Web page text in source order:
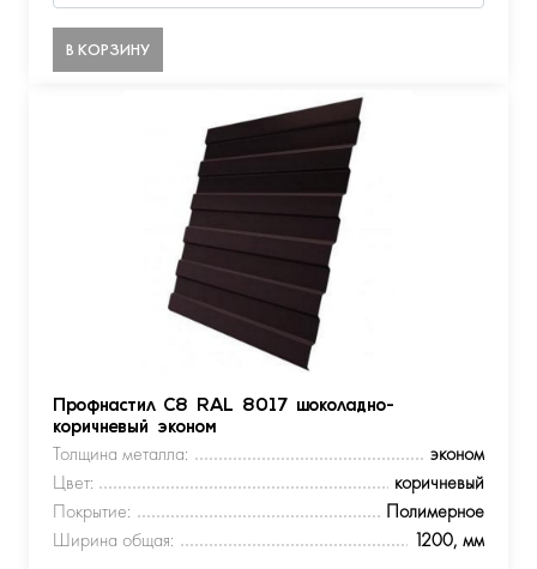
В КОРЗИНУ
Профнастил С8 RAL 8017 шоколадно-
коричневый эконом
Толщина металла:
эконом
Цвет:
коричневый
Покрытие:
Полимерное
Ширина общая:
1200, мм